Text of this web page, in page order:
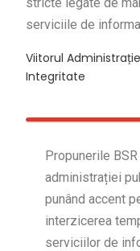
serviciile de
Viitorul
Integritate
Propunerile
administrației
punând accent
interzicerea
serviciilor de